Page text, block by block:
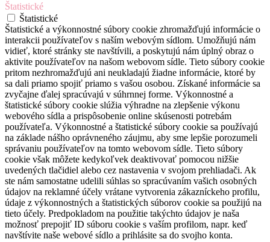
Štatistické
Štatistické
Štatistické a výkonnostné súbory cookie zhromažďujú informácie o
interakcii používateľov s naším webovým sídlom. Umožňujú nám
vidieť, ktoré stránky ste navštívili, a poskytujú nám úplný obraz o
aktivite používateľov na našom webovom sídle. Tieto súbory cookie
pritom nezhromažďujú ani neukladajú žiadne informácie, ktoré by
sa dali priamo spojiť priamo s vašou osobou. Získané informácie sa
zvyčajne ďalej spracúvajú v súhrnnej forme. Výkonnostné a
štatistické súbory cookie slúžia výhradne na zlepšenie výkonu
webového sídla a prispôsobenie online skúsenosti potrebám
používateľa. Výkonnostné a štatistické súbory cookie sa používajú
na základe nášho oprávneného záujmu, aby sme lepšie porozumeli
správaniu používateľov na tomto webovom sídle. Tieto súbory
cookie však môžete kedykoľvek deaktivovať pomocou nižšie
uvedených tlačidiel alebo cez nastavenia v svojom prehliadači. Ak
ste nám samostatne udelili súhlas so spracúvaním vašich osobných
údajov na reklamné účely vrátane vytvorenia zákazníckeho profilu,
údaje z výkonnostných a štatistických súborov cookie sa použijú na
tieto účely. Predpokladom na použitie takýchto údajov je naša
možnosť prepojiť ID súboru cookie s vaším profilom, napr. keď
navštívite naše webové sídlo a prihlásite sa do svojho konta.